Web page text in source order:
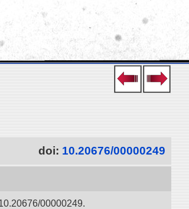
doi: 10.20676/00000249
00000249.